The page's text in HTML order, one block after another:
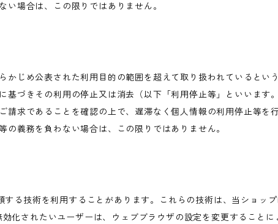
場合は、この限りではありません。
かじめ公表された利用目的の範囲を超えて取り扱われているとい
基づきその利用の停止又は消去（以下「利用停止等」といいます
請求であることを確認の上で、遅滞なく個人情報の利用停止等を
義務を負わない場合は、この限りではありません。
る技術を利用することがあります。これらの技術は、当ショッ
化されたいユーザーは、ウェブブラウザの設定を変更すること